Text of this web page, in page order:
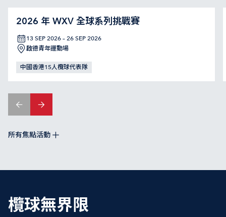
2026 年 WXV 全球系列挑戰賽
13 SEP 2026 – 26 SEP 2026
啟德青年運動場
中國香港15人欖球代表隊
所有焦點活動
欖球無界限